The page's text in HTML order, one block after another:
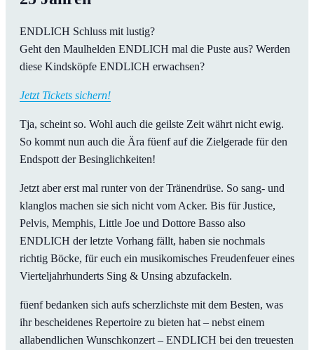
ENDLICH Schluss mit lustig?
Geht den Maulhelden ENDLICH mal die Puste aus? Werden
diese Kindsköpfe ENDLICH erwachsen?
Jetzt Tickets sichern!
Tja, scheint so. Wohl auch die geilste Zeit währt nicht ewig.
So kommt nun auch die Ära füenf auf die Zielgerade für den
Endspott der Besinglichkeiten!
Jetzt aber erst mal runter von der Tränendrüse. So sang- und
klanglos machen sie sich nicht vom Acker. Bis für Justice,
Pelvis, Memphis, Little Joe und Dottore Basso also
ENDLICH der letzte Vorhang fällt, haben sie nochmals
richtig Böcke, für euch ein musikomisches Freudenfeuer eines
Vierteljahrhunderts Sing & Unsing abzufackeln.
füenf bedanken sich aufs scherzlichste mit dem Besten, was
ihr bescheidenes Repertoire zu bieten hat – nebst einem
allabendlichen Wunschkonzert – ENDLICH bei den treuesten